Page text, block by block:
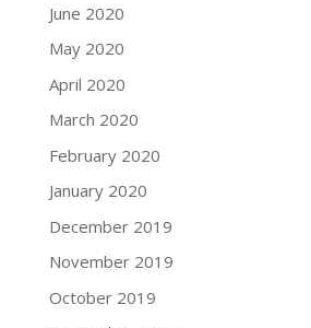
June 2020
May 2020
April 2020
March 2020
February 2020
January 2020
December 2019
November 2019
October 2019